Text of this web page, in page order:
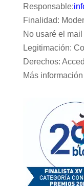
Responsable:
Finalidad:
No usaré el
Legitimación:
Derechos:
Más